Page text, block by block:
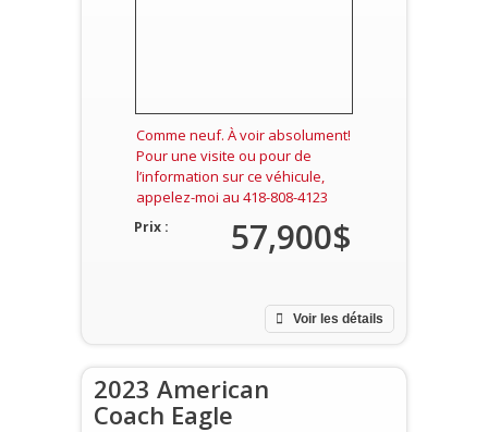
Comme neuf. À voir absolument!
Pour une visite ou pour de
l’information sur ce véhicule,
appelez-moi au 418-808-4123
Voir les détails
Prix : 57,900$
2023 American
Coach Eagle